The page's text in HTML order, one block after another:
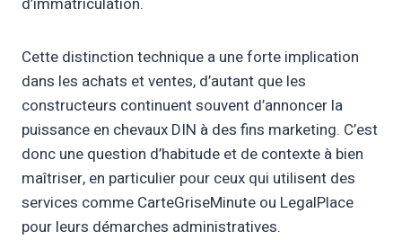
Cette distinction technique a une forte implication
dans les achats et ventes, d’autant que les
constructeurs continuent souvent d’annoncer la
puissance en chevaux DIN à des fins marketing. C’est
donc une question d’habitude et de contexte à bien
maîtriser, en particulier pour ceux qui utilisent des
services comme CarteGriseMinute ou LegalPlace
pour leurs démarches administratives.